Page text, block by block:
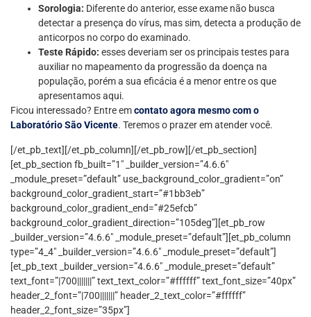
Sorologia: Diferente do anterior, esse exame não busca
detectar a presença do vírus, mas sim, detecta a produção de
anticorpos no corpo do examinado.
Teste Rápido: esses deveriam ser os principais testes para
auxiliar no mapeamento da progressão da doença na
população, porém a sua eficácia é a menor entre os que
apresentamos aqui.
Ficou interessado? Entre emcontato agora mesmo com o
Laboratório São Vicente. Teremos o prazer em atender você.
[/et_pb_text][/et_pb_column][/et_pb_row][/et_pb_section]
[et_pb_section fb_built=”1″ _builder_version=”4.6.6″
_module_preset=”default” use_background_color_gradient=”on”
background_color_gradient_start=”#1bb3eb”
background_color_gradient_end=”#25efcb”
background_color_gradient_direction=”105deg”][et_pb_row
_builder_version=”4.6.6″ _module_preset=”default”][et_pb_column
type=”4_4″ _builder_version=”4.6.6″ _module_preset=”default”]
[et_pb_text _builder_version=”4.6.6″ _module_preset=”default”
text_font=”|700|||||||” text_text_color=”#ffffff” text_font_size=”40px”
header_2_font=”|700|||||||” header_2_text_color=”#ffffff”
header_2_font_size=”35px”]